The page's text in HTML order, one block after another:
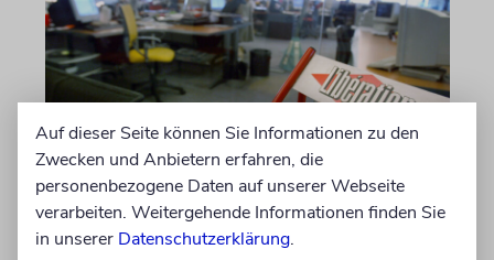
FRANKREICH
Eine Abrechnung mit dem
Judenhass der neuen Linken
Auf dieser Seite können Sie Informationen zu den
Zwecken und Anbietern erfahren, die
personenbezogene Daten auf unserer Webseite
verarbeiten. Weitergehende Informationen finden Sie
in unserer Datenschutzerklärung.